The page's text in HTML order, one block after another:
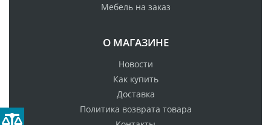
Мебель на заказ
О МАГАЗИНЕ
Новости
Как купить
Доставка
Политика возврата товара